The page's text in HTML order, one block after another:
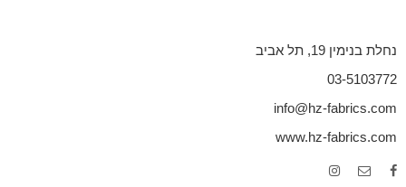
נחלת בנימין 19, תל אביב
03-5103772
info@hz-fabrics.com
www.hz-fabrics.com